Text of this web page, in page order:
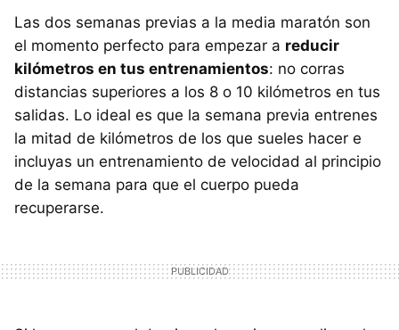
Las dos semanas previas a la media maratón son
el momento perfecto para empezar a reducir
kilómetros en tus entrenamientos: no corras
distancias superiores a los 8 o 10 kilómetros en tus
salidas. Lo ideal es que la semana previa entrenes
la mitad de kilómetros de los que sueles hacer e
incluyas un entrenamiento de velocidad al principio
de la semana para que el cuerpo pueda
recuperarse.